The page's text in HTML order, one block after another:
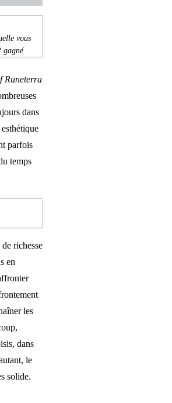
vous
gagné
Runeterra
dans
parfois
temps
richesse
en
les
dans
le
solide.